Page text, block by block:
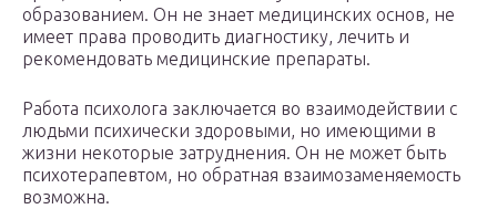
образованием. Он не знает медицинских основ, не
имеет права проводить диагностику, лечить и
рекомендовать медицинские препараты.
Работа психолога заключается во взаимодействии с
людьми психически здоровыми, но имеющими в
жизни некоторые затруднения. Он не может быть
психотерапевтом, но обратная взаимозаменяемость
возможна.